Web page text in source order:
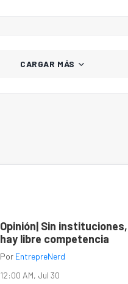
CARGAR MÁS
Opinión| Sin
hay libre competencia
Por EntrepreNerd
12:00 AM, Jul 30